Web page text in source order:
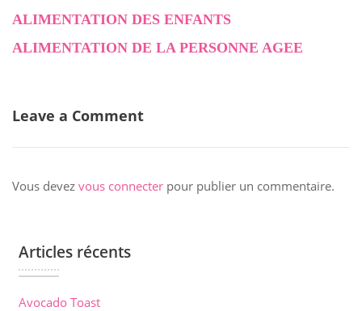
ALIMENTATION DES ENFANTS
ALIMENTATION DE LA PERSONNE AGEE
Leave a Comment
Vous devez vous connecter pour publier un commentaire.
Articles récents
Avocado Toast